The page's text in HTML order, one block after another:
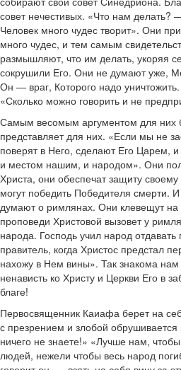
совет нечестивых. «Что нам делать?
Человек много чудес творит». Они
много чудес, и тем самым
размышляют, что им делать, укоряя
сокрушили Его. Они не думают уже,
Он — враг, Которого надо
«Сколько можно говорить и не
Самым весомым аргументом для них
представляет для них. «Если мы не
поверят в Него, сделают Его Царем,
и местом нашим, и народом». Они
Христа, они обеспечат защиту
могут победить Победителя смерти.
думают о римлянах. Они клевещут на
проповеди Христовой вызовет у
народа. Господь учил народ
правитель, когда Христос предстал
нахожу в Нем вины». Так знакома нам
ненависть ко Христу и Церкви Его в
благе!
Первосвященник Каиафа берет на
с презрением и злобой
ничего не знаете!» «Лучше нам,
людей, нежели чтобы весь народ